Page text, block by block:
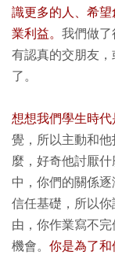
識更多的人、希
業利益。 我們做
有認真的交朋友
了。
想想我們學生時
覺，所以主動和
麼，好奇他討厭
中，你們的關係
信任基礎，所以
由，你作業寫不
機會。 你是為了